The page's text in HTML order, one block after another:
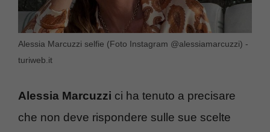
Alessia Marcuzzi selfie (Foto Instagram @alessiamarcuzzi) -
turiweb.it
Alessia Marcuzzi ci ha tenuto a precisare
che non deve rispondere sulle sue scelte